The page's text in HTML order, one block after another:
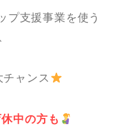
プ支援事業を使う
ャンス
休中の方も